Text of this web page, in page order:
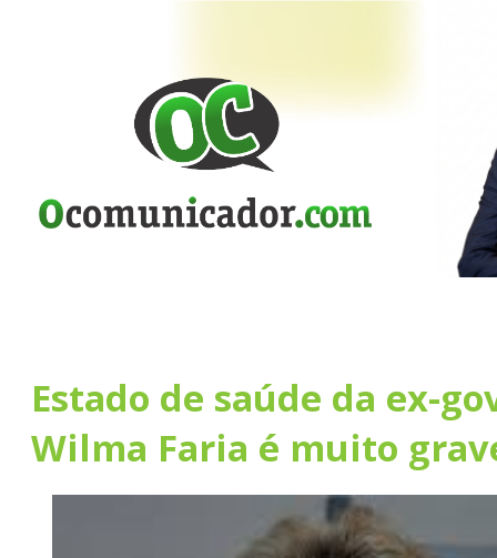
Estado de saúde da ex-
Wilma Faria é muito